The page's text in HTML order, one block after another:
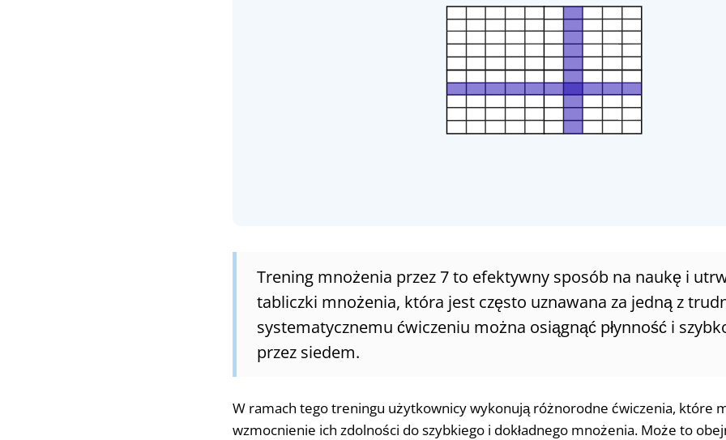
Trening mnożenia przez 7 to efektywny sposób na naukę i
tabliczki mnożenia, która jest często uznawana za jedną z
systematycznemu ćwiczeniu można osiągnąć płynność i
przez siedem.
W ramach tego treningu użytkownicy wykonują różnorodne ćwiczenia, które
wzmocnienie ich zdolności do szybkiego i dokładnego mnożenia. Może to